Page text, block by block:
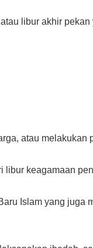
libur akhir
atau melakukan
libur keagamaan
Islam yang juga